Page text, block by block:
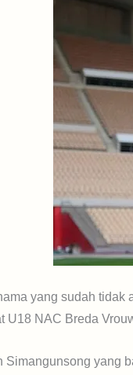
yang sudah
U18 NAC Breda
Simangunsong yang